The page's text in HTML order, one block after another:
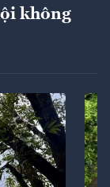
không